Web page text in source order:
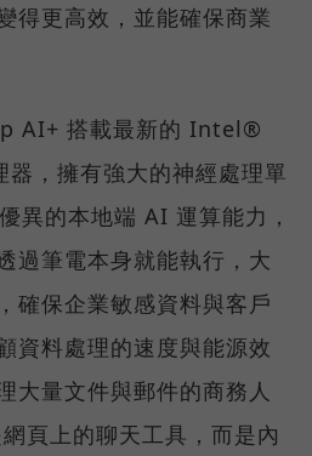
得更高效，並能確保商業
AI+ 搭載最新的 Intel®
，擁有強大的神經處理單
異的本地端 AI 運算能力，
過筆電本身就能執行，大
確保企業敏感資料與客戶
資料處理的速度與能源效
大量文件與郵件的商務人
頁上的聊天工具，而是內